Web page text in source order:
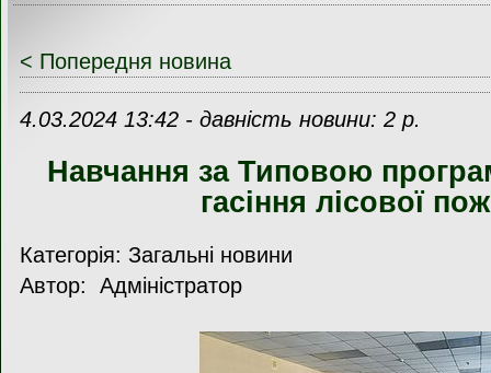
< Попередня новина
4.03.2024 13:42 - давність новини: 2 р.
Навчання за Типовою
гасіння лісової
Категорія: Загальні новини
Автор: Адміністратор